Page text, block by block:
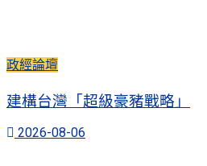
政經論壇
建構台灣「超級豪豬戰略」
2026-08-06